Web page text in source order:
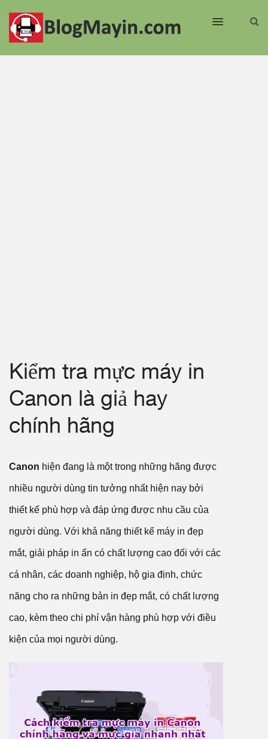
Kiểm tra mực máy in
Canon là giả hay
chính hãng
Canon hiện đang là một trong những hãng được
nhiều người dùng tin tưởng nhất hiện nay bởi
thiết kế phù hợp và đáp ứng được nhu cầu của
người dùng. Với khả năng thiết kế máy in đẹp
mắt, giải pháp in ấn có chất lượng cao đối với các
cá nhân, các doanh nghiệp, hộ gia định, chức
năng cho ra những bản in đẹp mắt, có chất lượng
cao, kèm theo chi phí vận hàng phù hợp với điều
kiện của mọi người dùng.